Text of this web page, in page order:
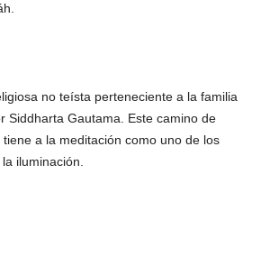
no teísta perteneciente a la familia
Siddharta Gautama. Este camino de
a la meditación como uno de los
iluminación.